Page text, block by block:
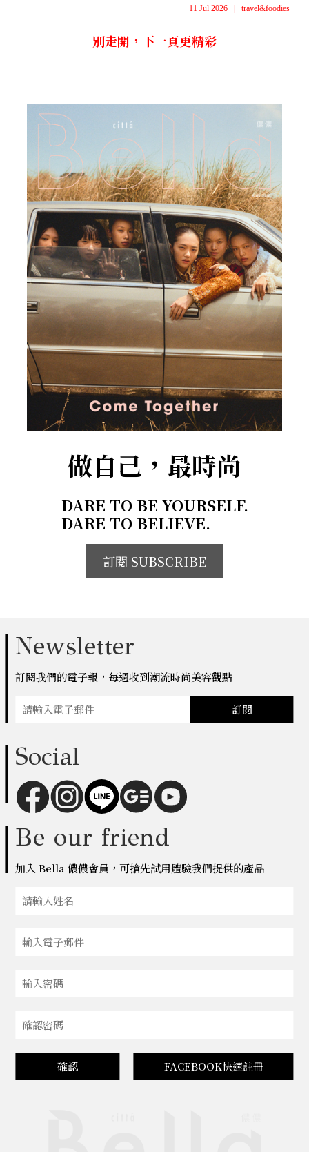
11 Jul 2026 travel&foodies
別走開，下一頁更精彩
做自己，最時尚
DARE TO BE YOURSELF.
DARE TO BELIEVE.
訂閱 SUBSCRIBE
Newsletter
訂閱我們的電子報，每週收到潮流時尚美容觀點
訂閱
Social
Be our friend
加入 Bella 儂儂會員，可搶先試用體驗我們提供的產品
確認 FACEBOOK快速註冊